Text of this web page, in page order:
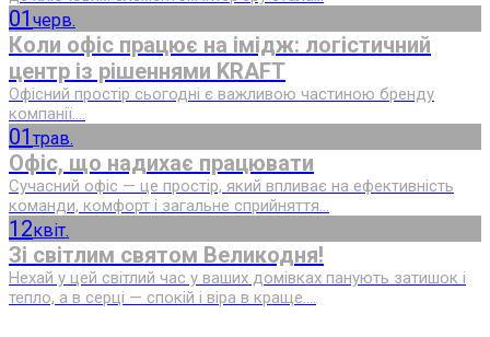
01 черв.
Коли офіс працює на імідж: логістичний
центр із рішеннями KRAFT
Офісний простір сьогодні є важливою частиною бренду
компанії....
01 трав.
Офіс, що надихає працювати
Сучасний офіс — це простір, який впливає на ефективність
команди, комфорт і загальне сприйняття...
12квіт.
Зі світлим святом Великодня!
Нехай у цей світлий час у ваших домівках панують затишок і
тепло, а в серці — спокій і віра в краще....